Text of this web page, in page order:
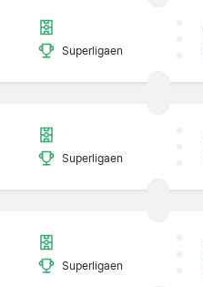
Superligaen
Superligaen
Superligaen